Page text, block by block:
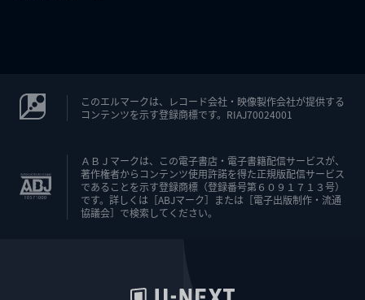
このエルマークは、レコード会社・映像製作会社が提供する
コンテンツを示す登録商標です。RIAJ70024001
ＡＢＪマークは、この電子書店・電子書籍配信サービスが、
著作権者からコンテンツ使用許諾を得た正規版配信サービス
であることを示す登録商標（登録番号第６０９１７１３号）
です。詳しくは［ABJマーク］または［電子出版制作・流通
協議会］で検索してください。